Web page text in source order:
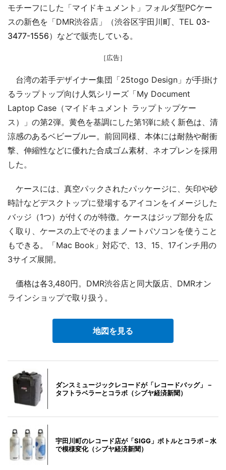
モチーフにした「マイドキュメント」フォルダ型PCケー
スの新色を「DMR渋谷店」（渋谷区宇田川町、TEL 03-
3477-1556）などで販売している。
［広告］
台湾の若手デザイナー集団「25togo Design」が手掛け
るラップトップ向け人気シリーズ「My Document
Laptop Case（マイドキュメント ラップトップケー
ス）」の第2弾。黄色を基調にした第1弾に続く新色は、清
涼感のあるベビーブルー。前回同様、本体には耐熱や耐衝
撃、伸縮性などに優れた合成ゴム素材、ネオプレンを採用
した。
ケースには、真空パックされたパッケージに、矢印や砂
時計などデスクトップに登場するアイコンをイメージした
バッジ（1つ）が付くのが特徴。ケースはジップ部分を広
く取り、ケースの上でそのままノートパソコンを使うこと
もできる。「Mac Book」対応で、13、15、17インチ用の
3サイズ展開。
価格は各3,480円。DMR渋谷店と同大阪店、DMRオン
ラインショップで取り扱う。
地図を見る
ダンスミュージックレコードが「レコードバッグ」－
タフトラベラーとコラボ（シブヤ経済新聞）
宇田川町のレコード店が「SIGG」ボトルとコラボ－水
で模様変化（シブヤ経済新聞）